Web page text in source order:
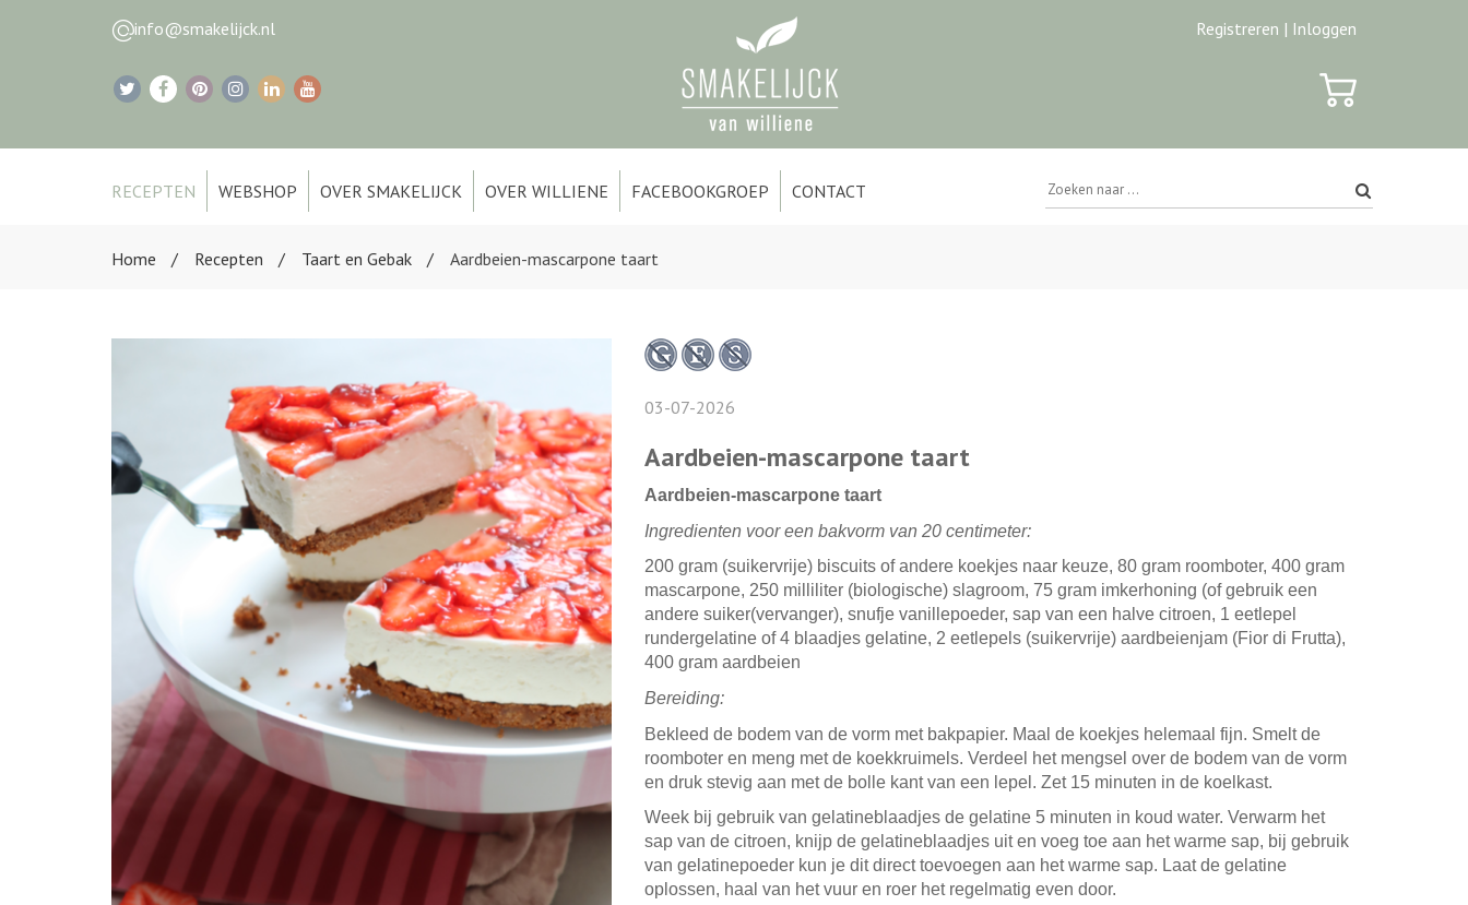
info@smakelijck.nl Registreren | Inloggen
RECEPTEN WEBSHOP OVER SMAKELIJCK OVER WILLIENE FACEBOOKGROEP CONTACT
Home Recepten Taart en Gebak Aardbeien-mascarpone taart
03-07-2026
Aardbeien-mascarpone taart
Aardbeien-mascarpone taart
Ingredienten voor een bakvorm van 20 centimeter:
200 gram (suikervrije) biscuits of andere koekjes naar keuze, 80 gram roomboter, 400 gram
mascarpone, 250 milliliter (biologische) slagroom, 75 gram imkerhoning (of gebruik een
andere suiker(vervanger), snufje vanillepoeder, sap van een halve citroen, 1 eetlepel
rundergelatine of 4 blaadjes gelatine, 2 eetlepels (suikervrije) aardbeienjam (Fior di Frutta),
400 gram aardbeien
Bereiding:
Bekleed de bodem van de vorm met bakpapier. Maal de koekjes helemaal fijn. Smelt de
roomboter en meng met de koekkruimels. Verdeel het mengsel over de bodem van de vorm
en druk stevig aan met de bolle kant van een lepel. Zet 15 minuten in de koelkast.
Week bij gebruik van gelatineblaadjes de gelatine 5 minuten in koud water. Verwarm het
sap van de citroen, knijp de gelatineblaadjes uit en voeg toe aan het warme sap, bij gebruik
van gelatinepoeder kun je dit direct toevoegen aan het warme sap. Laat de gelatine
oplossen, haal van het vuur en roer het regelmatig even door.